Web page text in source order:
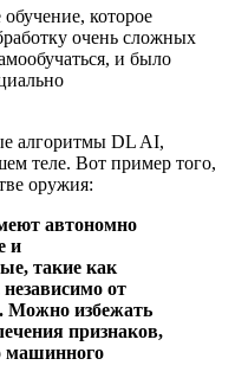
которое
очень сложных
и было
алгоритмы DL AI,
теле. Вот пример того,
оружия:
автономно
и
такие как
от
Можно избежать
признаков,
машинного